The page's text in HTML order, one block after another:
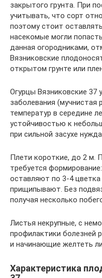
закрытого грунта. При
учитывать, что сорт
поэтому стоит
насекомые могли
данная огородниками,
Вязниковские
открытом грунте или
Огурцы Вязниковские 37
заболевания (мучнистая
температур в середине
устойчивостью к
при сильной засухе
Плети короткие, до 2 м.
требуется
оставляют по 3-4 цветка
прищипывают. Без
получая несколько
Листья некрупные, с
профилактики болезней
и начинающие желтеть
Характеристика